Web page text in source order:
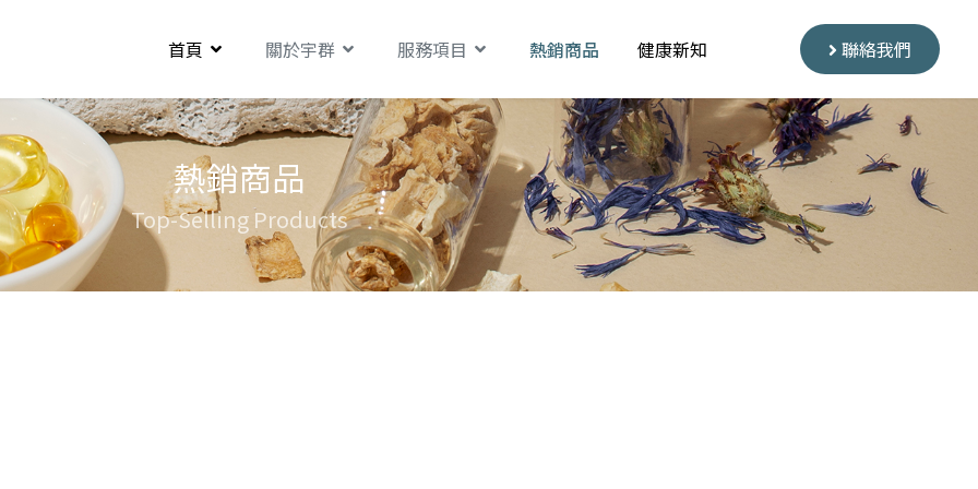
首頁 關於宇群 服務項目 熱銷商品 健康新知 聯絡我們
熱銷商品
Top-Selling Products